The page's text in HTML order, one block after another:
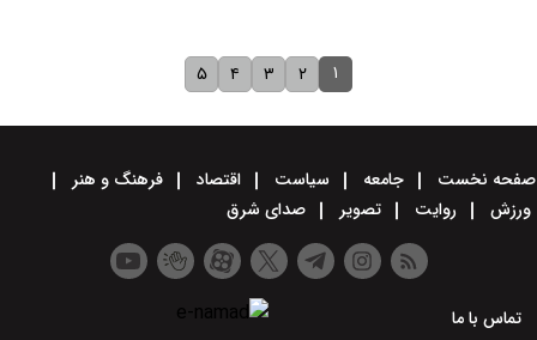
۱ ۲ ۳ ۴ ۵
صفحه نخست جامعه سیاست اقتصاد
فرهنگ و هنر
ورزش
روایت تصویر صدای شرق
تماس با ما